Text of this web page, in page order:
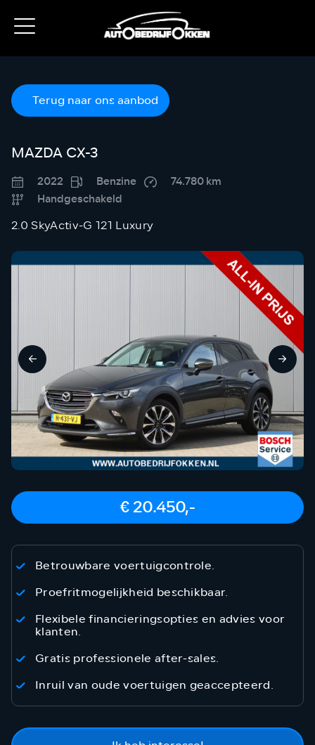
Terug naar ons aanbod
MAZDA CX-3
2022 Benzine
74.780 km
Handgeschakeld
2.0 SkyActiv-G 121 Luxury
€ 20.450,-
Betrouwbare voertuigcontrole.
Proefritmogelijkheid beschikbaar.
Flexibele financieringsopties en advies voor
klanten.
Gratis professionele after-sales.
Inruil van oude voertuigen geaccepteerd.